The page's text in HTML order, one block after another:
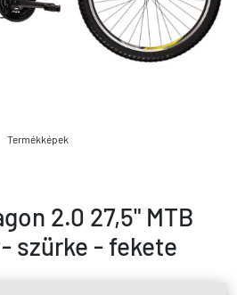
Termékképek
2.0 27,5" MTB
szürke - fekete